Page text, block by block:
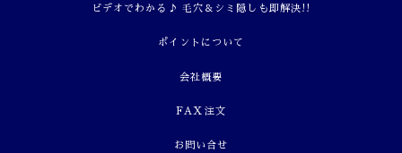
ビデオでわかる♪ 毛穴＆シミ隠しも即解決!!
ポイントについて
会社概要
FAX注文
お問い合せ